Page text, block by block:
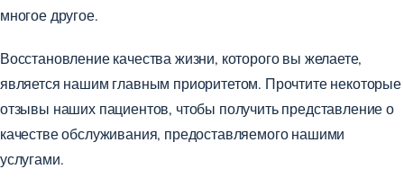
многое другое.
Восстановление качества жизни, которого вы желаете,
является нашим главным приоритетом. Прочтитенекоторые
отзывы наших пациентов, чтобы получить представление о
качестве обслуживания, предоставляемого нашими
услугами.